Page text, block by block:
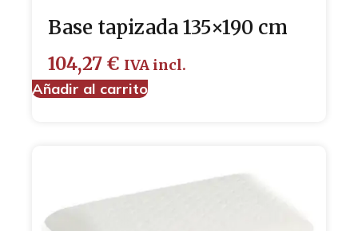
Base tapizada 135×190 cm
104,27 € IVA incl.
Añadir al carrito